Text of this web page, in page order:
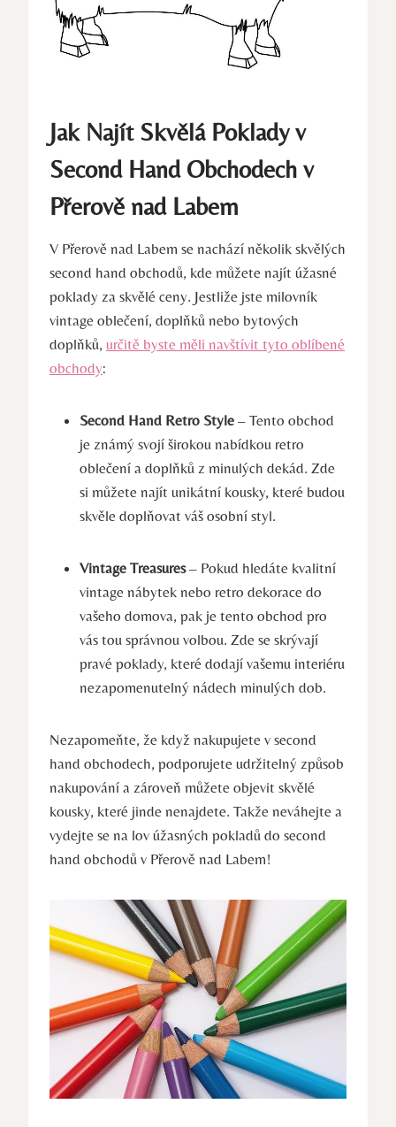
Jak Najít Skvělá Poklady v
Second Hand Obchodech v
Přerově nad Labem
V Přerově nad Labem se nachází několik skvělých
second hand obchodů, kde můžete najít úžasné
poklady za skvělé ceny. Jestliže jste milovník
vintage oblečení, doplňků nebo bytových
doplňků, určitě byste měli navštívit tyto oblíbené
obchody:
Second Hand Retro Style – Tento obchod
je známý svojí širokou nabídkou retro
oblečení a doplňků z minulých dekád. Zde
si můžete najít unikátní kousky, které budou
skvěle doplňovat váš osobní styl.
Vintage Treasures– Pokud hledáte kvalitní
vintage nábytek nebo retro dekorace do
vašeho domova, pak je tento obchod pro
vás tou správnou volbou. Zde se skrývají
pravé poklady, které dodají vašemu interiéru
nezapomenutelný nádech minulých dob.
Nezapomeňte, že když nakupujete v second
hand obchodech, podporujete udržitelný způsob
nakupování a zároveň můžete objevit skvělé
kousky, které jinde nenajdete. Takže neváhejte a
vydejte se na lov úžasných pokladů do second
hand obchodů v Přerově nad Labem!